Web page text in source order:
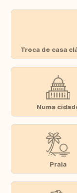
Troca de casa
Numa
Praia